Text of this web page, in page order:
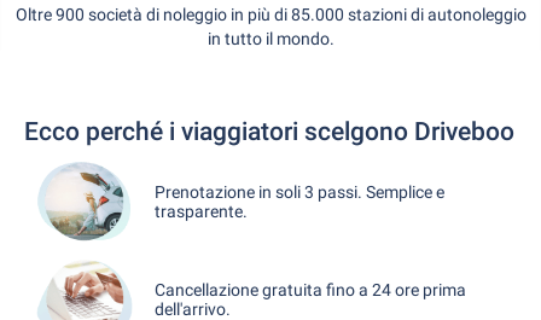
Oltre 900 società di noleggio in più di 85.000 stazioni di autonoleggio
in tutto il mondo.
Ecco perché i viaggiatori scelgono Driveboo
Prenotazione in soli 3 passi. Semplice e
trasparente.
Cancellazione gratuita fino a 24 ore prima
dell'arrivo.